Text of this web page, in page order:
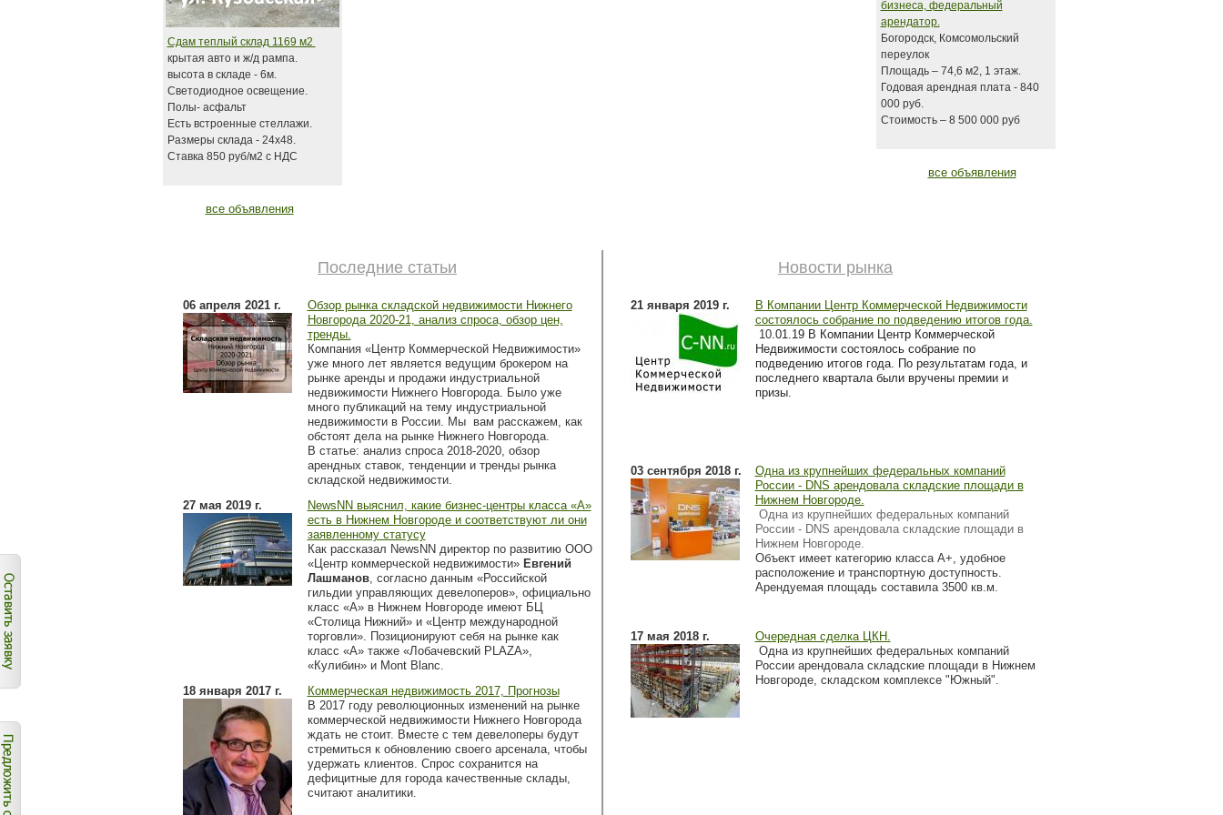
Сдам теплый склад 1169 м2
крытая авто и ж/д рампа.
высота в складе - 6м.
Светодиодное освещение.
Полы- асфальт
Есть встроенные стеллажи.
Размеры склада - 24х48.
Ставка 850 руб/м2 с НДС
все объявления
бизнеса, федеральный
арендатор.
Богородск, Комсомольский
переулок
Площадь – 74,6 м2, 1 этаж.
Годовая арендная плата - 840
000 руб.
Стоимость – 8 500 000 руб
все объявления
Последние статьи
06 апреля 2021 г.
Обзор рынка складской недвижимости Нижнего
Новгорода 2020-21, анализ спроса, обзор цен,
тренды.
Компания «Центр Коммерческой Недвижимости»
уже много лет является ведущим брокером на
рынке аренды и продажи индустриальной
недвижимости Нижнего Новгорода. Было уже
много публикаций на тему индустриальной
недвижимости в России. Мы вам расскажем, как
обстоят дела на рынке Нижнего Новгорода.
В статье: анализ спроса 2018-2020, обзор
арендных ставок, тенденции и тренды рынка
складской недвижимости.
27 мая 2019 г.
NewsNN выяснил, какие бизнес-центры класса «А»
есть в Нижнем Новгороде и соответствуют ли они
заявленному статусу
Как рассказал NewsNN директор по развитию ООО
«Центр коммерческой недвижимости» Евгений
Лашманов, согласно данным «Российской
гильдии управляющих девелоперов», официально
класс «А» в Нижнем Новгороде имеют БЦ
«Столица Нижний» и «Центр международной
торговли». Позиционируют себя на рынке как
класс «А» также «Лобачевский PLAZA»,
«Кулибин» и Mont Blanc.
18 января 2017 г.
Коммерческая недвижимость 2017, Прогнозы
В 2017 году революционных изменений на рынке
коммерческой недвижимости Нижнего Новгорода
ждать не стоит. Вместе с тем девелоперы будут
стремиться к обновлению своего арсенала, чтобы
удержать клиентов. Спрос сохранится на
дефицитные для города качественные склады,
считают аналитики.
Новости рынка
21 января 2019 г.
В Компании Центр Коммерческой Недвижимости
состоялось собрание по подведению итогов года.
10.01.19 В Компании Центр Коммерческой
Недвижимости состоялось собрание по
подведению итогов года. По результатам года, и
последнего квартала были вручены премии и
призы.
03 сентября 2018 г.
Одна из крупнейших федеральных компаний
России - DNS арендовала складские площади в
Нижнем Новгороде.
Одна из крупнейших федеральных компаний
России - DNS арендовала складские площади в
Нижнем Новгороде.
Объект имеет категорию класса А+, удобное
расположение и транспортную доступность.
Арендуемая площадь составила 3500 кв.м.
17 мая 2018 г.
Очередная сделка ЦКН.
Одна из крупнейших федеральных компаний
России арендовала складские площади в Нижнем
Новгороде, складском комплексе "Южный".